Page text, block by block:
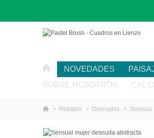
NOVEDADES
SOBRE NOSOTROS
> Retratos > Desnudos > Sensual